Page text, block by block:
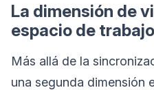
La dimensión de
espacio de trabajo
Más allá de la
una segunda dimensión